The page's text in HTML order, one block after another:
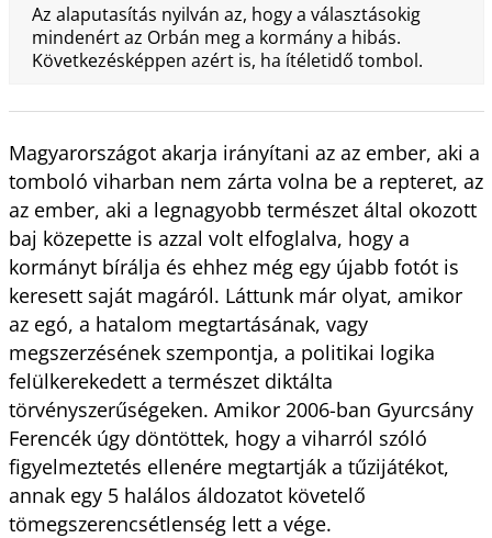
Az alaputasítás nyilván az, hogy a választásokig
mindenért az Orbán meg a kormány a hibás.
Következésképpen azért is, ha ítéletidő tombol.
Magyarországot akarja irányítani az az ember, aki a
tomboló viharban nem zárta volna be a repteret, az
az ember, aki a legnagyobb természet által okozott
baj közepette is azzal volt elfoglalva, hogy a
kormányt bírálja és ehhez még egy újabb fotót is
keresett saját magáról. Láttunk már olyat, amikor
az egó, a hatalom megtartásának, vagy
megszerzésének szempontja, a politikai logika
felülkerekedett a természet diktálta
törvényszerűségeken. Amikor 2006-ban Gyurcsány
Ferencék úgy döntöttek, hogy a viharról szóló
figyelmeztetés ellenére megtartják a tűzijátékot,
annak egy 5 halálos áldozatot követelő
tömegszerencsétlenség lett a vége.